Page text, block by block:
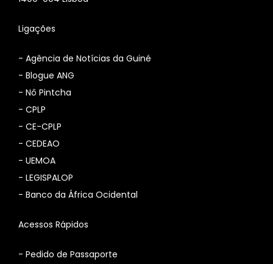
Ligações
- Agência de Notícias da Guiné
- Blogue ANG
- Nô Pintcha
- CPLP
- CE-CPLP
- CEDEAO
- UEMOA
- LEGISPALOP
- Banco da África Ocidental
Acessos Rápidos
- Pedido de Passaporte